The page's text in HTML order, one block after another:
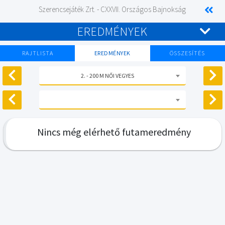
Szerencsejáték Zrt. - CXXVII. Országos Bajnokság
EREDMÉNYEK
RAJTLISTA EREDMÉNYEK ÖSSZESÍTÉS
2. - 200 M NŐI VEGYES
Nincs még elérhető futameredmény